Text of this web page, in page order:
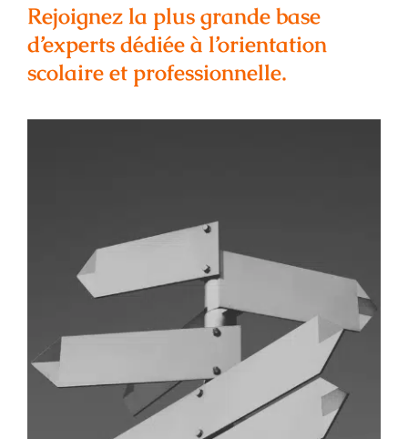
Rejoignez la plus grande base
d’experts dédiée à l’orientation
scolaire et professionnelle.